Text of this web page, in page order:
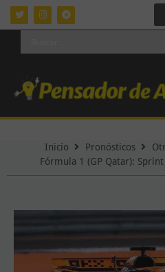
Inicio Pronósticos
Fórmula 1 (GP Qatar):